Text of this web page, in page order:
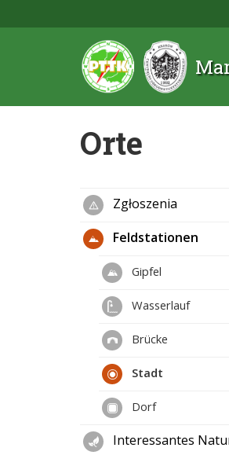
Orte
Zgłoszenia
Feldstationen
Gipfel
Wasserlauf
Brücke
Stadt
Dorf
Interessantes